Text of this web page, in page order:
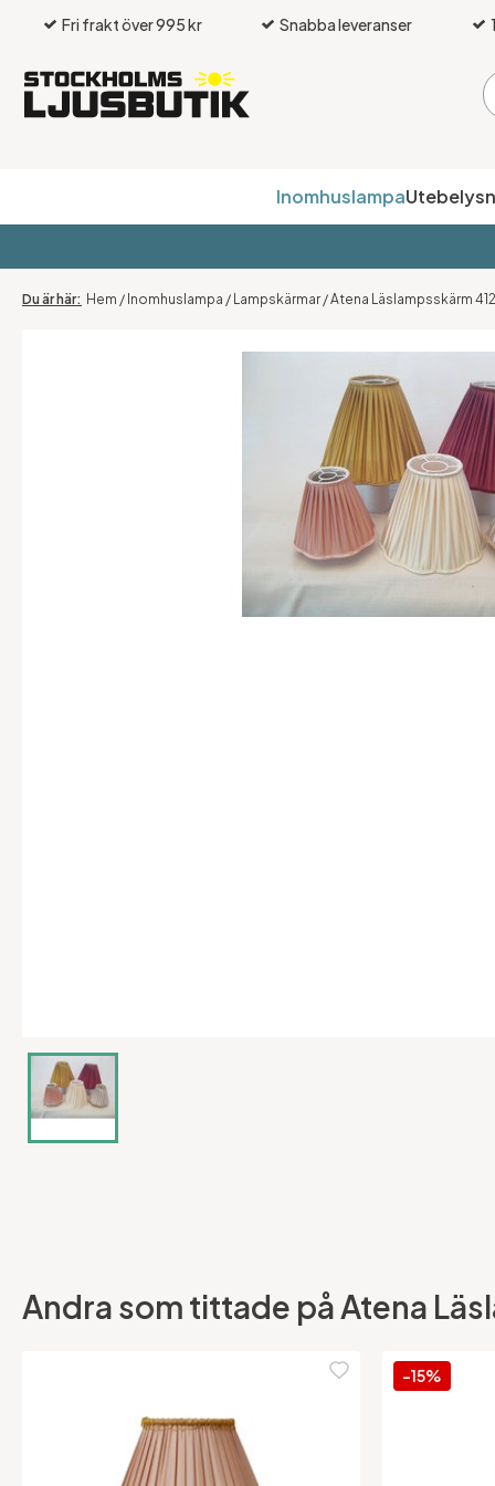
Fri frakt över 995 kr Snabba leveranser
Inomhuslampa
Hem / Inomhuslampa / Lampskärmar /Atena Läslampsskärm
Andra som tittade på Atena
-15%